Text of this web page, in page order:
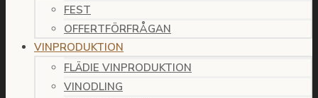
FEST
OFFERTFÖRFRÅGAN
VINPRODUKTION
FLÄDIE VINPRODUKTION
VINODLING